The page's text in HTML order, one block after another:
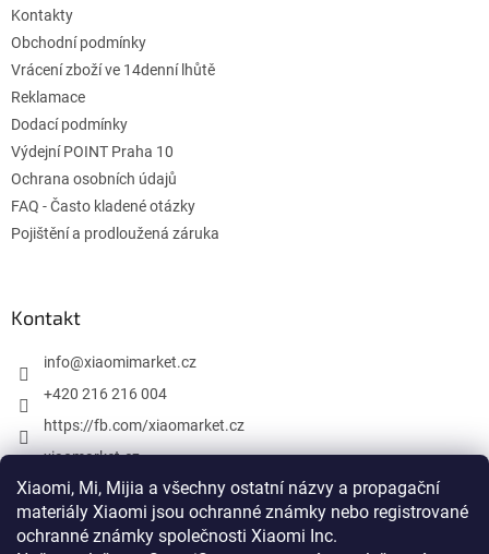
Xiaomi, Mi, Mijia a všechny ostatní názvy a propagační
materiály Xiaomi jsou ochranné známky nebo registrované
ochranné známky společnosti Xiaomi Inc.
Kontakty
Obchodní podmínky
Vrácení zboží ve 14denní lhůtě
Reklamace
Dodací podmínky
Výdejní POINT Praha 10
Ochrana osobních údajů
FAQ - Často kladené otázky
Pojištění a prodloužená záruka
Kontakt
info@xiaomimarket.cz
+420 216 216 004
https://fb.com/xiaomarket.cz
xiaomarket.cz
Vytvoril Shoptet